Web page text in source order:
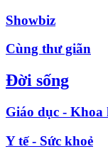
Showbiz
Cùng thư giãn
Đời sống
Giáo dục - Khoa
Y tế - Sức khoẻ